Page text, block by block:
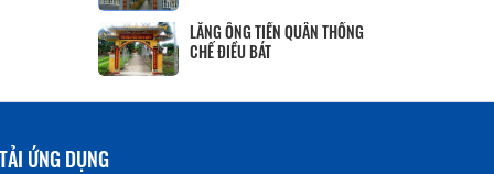
LĂNG ÔNG TIỀN QUÂN THỐNG
CHẾ ĐIỀU BÁT
ỨNG DỤNG